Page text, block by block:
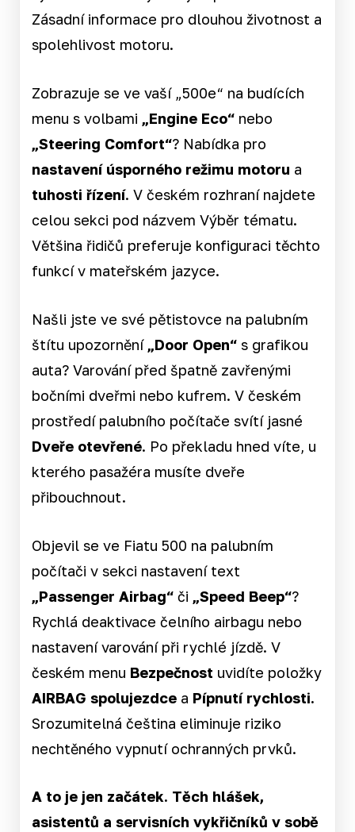
Zásadní informace pro dlouhou životnost a
spolehlivost motoru.
Zobrazuje se ve vaší „500e“ na budících
menu s volbami „Engine Eco“ nebo
„Steering Comfort“? Nabídka pro
nastavení úsporného režimu motoru a
tuhosti řízení. V českém rozhraní najdete
celou sekci pod názvem Výběr tématu.
Většina řidičů preferuje konfiguraci těchto
funkcí v mateřském jazyce.
Našli jste ve své pětistovce na palubním
štítu upozornění „Door Open“ s grafikou
auta? Varování před špatně zavřenými
bočními dveřmi nebo kufrem. V českém
prostředí palubního počítače svítí jasné
Dveře otevřené. Po překladu hned víte, u
kterého pasažéra musíte dveře
přibouchnout.
Objevil se ve Fiatu 500 na palubním
počítači v sekci nastavení text
„Passenger Airbag“ či „Speed Beep“?
Rychlá deaktivace čelního airbagu nebo
nastavení varování při rychlé jízdě. V
českém menu Bezpečnost uvidíte položky
AIRBAG spolujezdce a Pípnutí rychlosti.
Srozumitelná čeština eliminuje riziko
nechtěného vypnutí ochranných prvků.
A to je jen začátek. Těch hlášek,
asistentů a servisních vykřičníků v sobě